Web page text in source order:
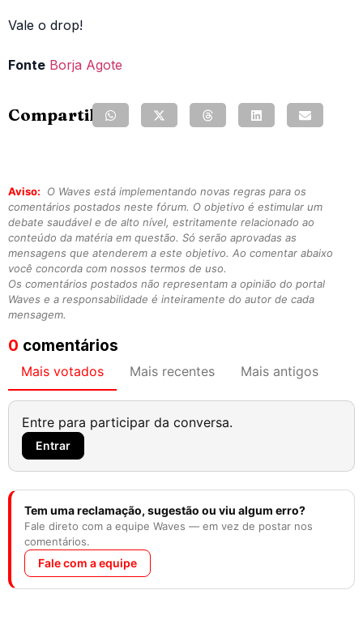
Vale o drop!
Fonte Borja Agote
Compartilhe:
Aviso:
O Waves está implementando novas regras para os
comentários postados neste fórum. O objetivo é estimular um
debate saudável e de alto nível, estritamente relacionado ao
conteúdo da matéria em questão. Só serão aprovadas as
mensagens que atenderem a este objetivo. Ao comentar abaixo
você concorda com nossos termos de uso.
Os comentários postados não representam a opinião do portal
Waves e a responsabilidade é inteiramente do autor de cada
mensagem.
0 comentários
Mais votados Mais recentes Mais antigos
Entre para participar da conversa.
Entrar
Tem uma reclamação, sugestão ou viu algum erro?
Fale direto com a equipe Waves — em vez de postar nos
comentários.
Fale com a equipe